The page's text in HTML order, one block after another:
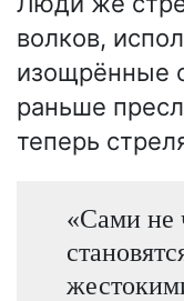
волков,
изощрённые
раньше
теперь
«Сами не